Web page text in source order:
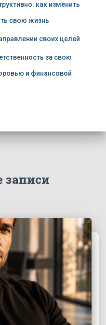
как изменить
свою жизнь
своих целей
за свою
и финансовой
записи